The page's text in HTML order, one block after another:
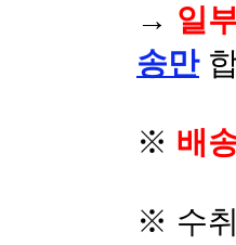
→ 일
송만
※ 배
※ 수